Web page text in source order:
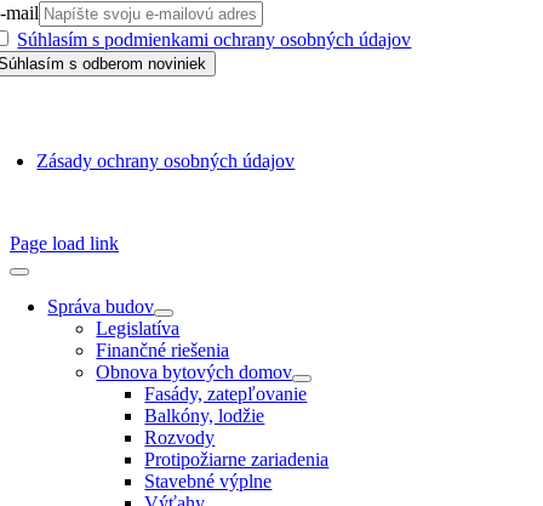
mail
Súhlasím s podmienkami ochrany osobných údajov
Zásady ochrany osobných údajov
Page load link
Správa budov
Legislatíva
Finančné riešenia
Obnova bytových domov
Fasády, zatepľovanie
Balkóny, lodžie
Rozvody
Protipožiarne zariadenia
Stavebné výplne